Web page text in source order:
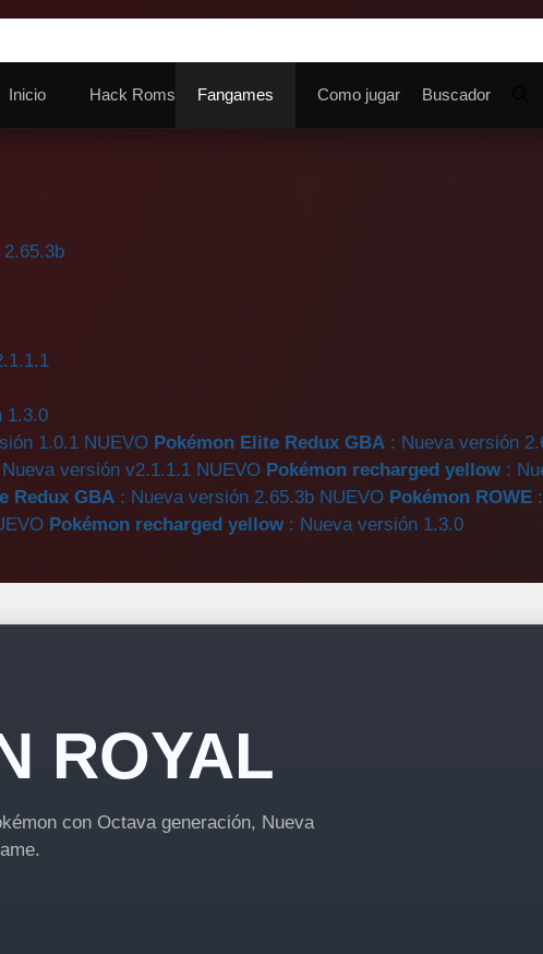
Inicio Hack Roms Fangames Como jugar Buscador
1.3.0
1.0.1 NUEVO Pokémon Elite Redux GBA : Nueva versión
versión v2.1.1.1 NUEVO Pokémon recharged yellow :
Redux GBA : Nueva versión 2.65.3b NUEVO Pokémon ROWE
Pokémon recharged yellow : Nueva versión 1.3.0
ROYAL
con Octava generación, Nueva